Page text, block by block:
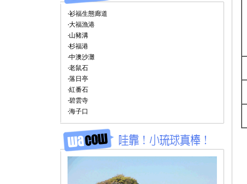
‧衫福生態廊道
‧大福漁港
‧山豬溝
‧杉福港
‧中澳沙灘
‧老鼠石
‧落日亭
‧紅番石
‧碧雲寺
‧海子口